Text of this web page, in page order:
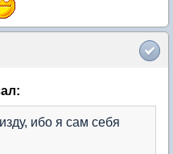
ибо я сам себя